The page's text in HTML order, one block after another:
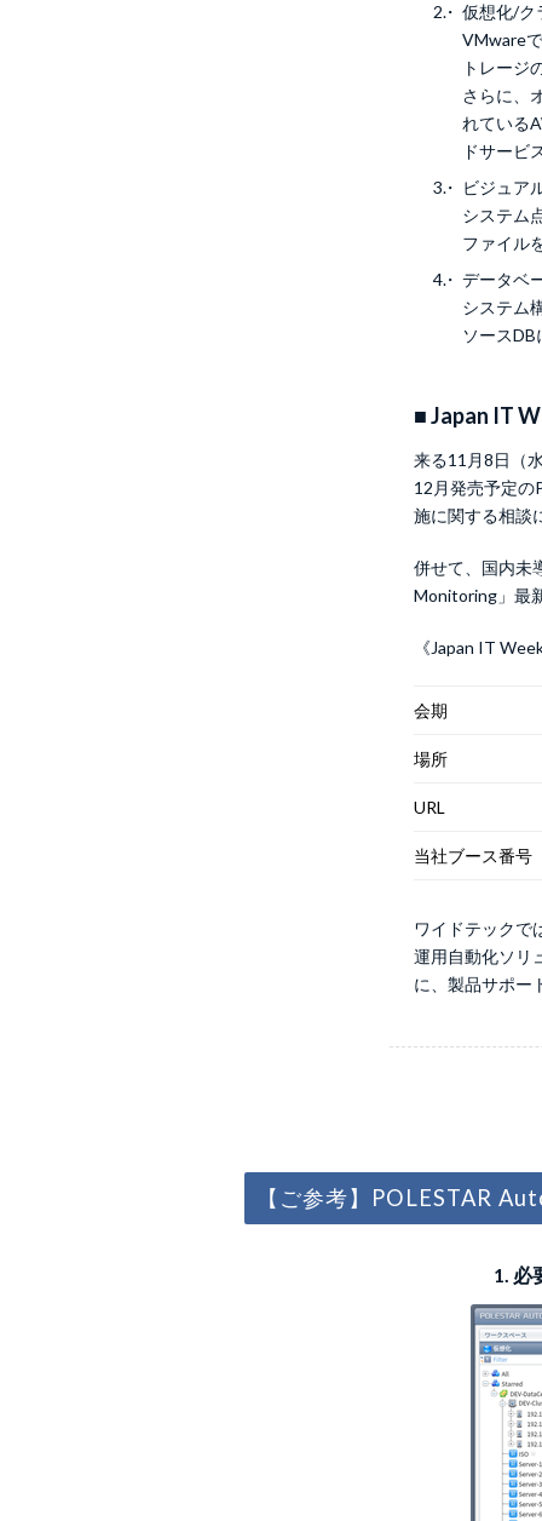
仮想化/ク
VMware
トレージ
さらに、
れている
ドサービ
ビジュア
システム
ファイル
データベ
システム
ソース
■ Japan IT
来る11月8日（
12月発売予定の
施に関する相談
併せて、国内未
Monitoring」最
《Japan IT
会期
場所
URL
当社ブース番号
ワイドテックで
運用自動化ソリ
に、製品サポー
【ご参考】POLESTAR
1. 必